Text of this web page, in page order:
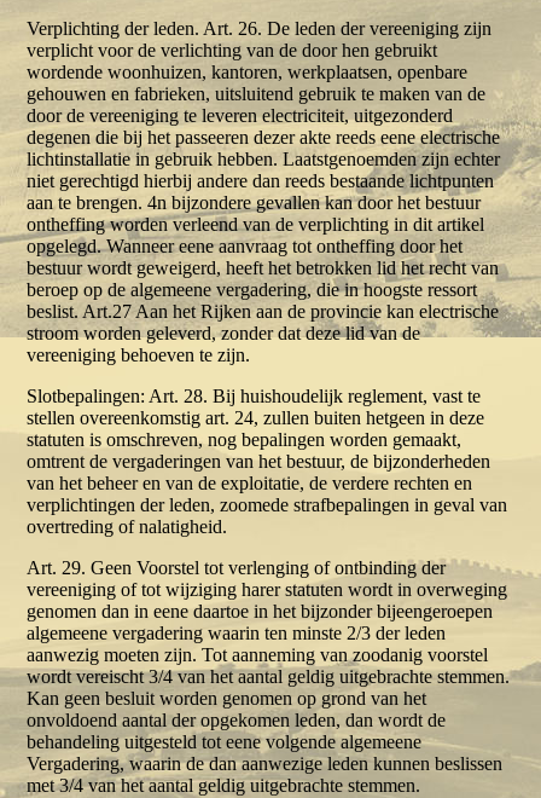
Verplichting der leden. Art. 26. De leden der vereeniging zijn
verplicht voor de verlichting van de door hen gebruikt
wordende woonhuizen, kantoren, werkplaatsen, openbare
gehouwen en fabrieken, uitsluitend gebruik te maken van de
door de vereeniging te leveren electriciteit, uitgezonderd
degenen die bij het passeeren dezer akte reeds eene electrische
lichtinstallatie in gebruik hebben. Laatstgenoemden zijn echter
niet gerechtigd hierbij andere dan reeds bestaande lichtpunten
aan te brengen. 4n bijzondere gevallen kan door het bestuur
ontheffing worden verleend van de verplichting in dit artikel
opgelegd. Wanneer eene aanvraag tot ontheffing door het
bestuur wordt geweigerd, heeft het betrokken lid het recht van
beroep op de algemeene vergadering, die in hoogste ressort
beslist. Art.27 Aan het Rijken aan de provincie kan electrische
stroom worden geleverd, zonder dat deze lid van de
vereeniging behoeven te zijn.
Slotbepalingen: Art. 28. Bij huishoudelijk reglement, vast te
stellen overeenkomstig art. 24, zullen buiten hetgeen in deze
statuten is omschreven, nog bepalingen worden gemaakt,
omtrent de vergaderingen van het bestuur, de bijzonderheden
van het beheer en van de exploitatie, de verdere rechten en
verplichtingen der leden, zoomede strafbepalingen in geval van
overtreding of nalatigheid.
Art. 29. Geen Voorstel tot verlenging of ontbinding der
vereeniging of tot wijziging harer statuten wordt in overweging
genomen dan in eene daartoe in het bijzonder bijeengeroepen
algemeene vergadering waarin ten minste 2/3 der leden
aanwezig moeten zijn. Tot aanneming van zoodanig voorstel
wordt vereischt 3/4 van het aantal geldig uitgebrachte stemmen.
Kan geen besluit worden genomen op grond van het
onvoldoend aantal der opgekomen leden, dan wordt de
behandeling uitgesteld tot eene volgende algemeene
Vergadering, waarin de dan aanwezige leden kunnen beslissen
met 3/4 van het aantal geldig uitgebrachte stemmen.